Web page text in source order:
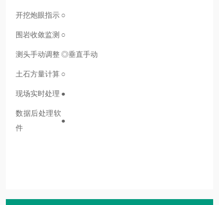
开挖炮眼指示 ○
围岩收敛监测 ○
测头手动调整◎垂直手动
土石方量计算 ○
现场实时处理 ●
数据后处理软
件
●